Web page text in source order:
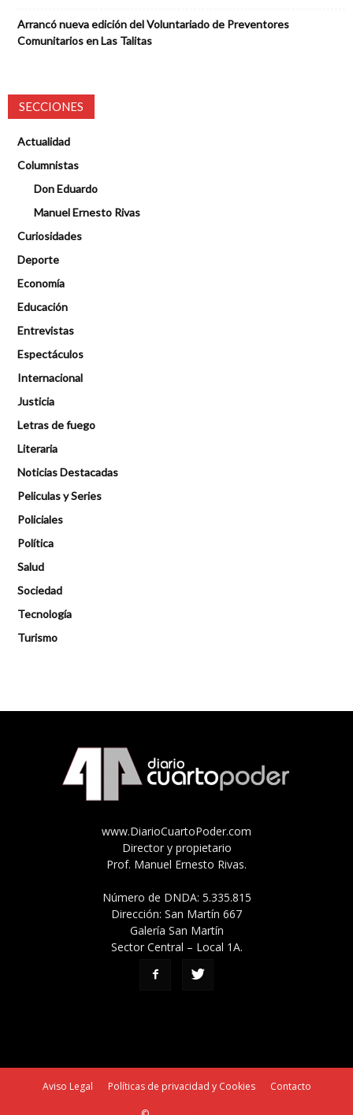
Arrancó nueva edición del Voluntariado de Preventores
Comunitarios en Las Talitas
SECCIONES
Actualidad
Columnistas
Don Eduardo
Manuel Ernesto Rivas
Curiosidades
Deporte
Economía
Educación
Entrevistas
Espectáculos
Internacional
Justicia
Letras de fuego
Literaria
Noticias Destacadas
Peliculas y Series
Policiales
Política
Salud
Sociedad
Tecnología
Turismo
www.DiarioCuartoPoder.com
Director y propietario
Prof. Manuel Ernesto Rivas.
Número de DNDA: 5.335.815
Dirección: San Martín 667
Galería San Martín
Sector Central – Local 1A.
Aviso Legal Políticas de privacidad y Cookies Contacto